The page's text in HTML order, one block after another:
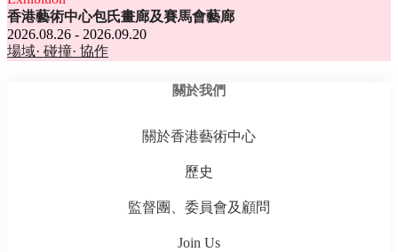
香港藝術中心包氏畫廊及賽馬會藝廊
2026.08.26 - 2026.09.20
場域· 碰撞· 協作
關於我們
關於香港藝術中心
歷史
監督團、委員會及顧問
Join Us